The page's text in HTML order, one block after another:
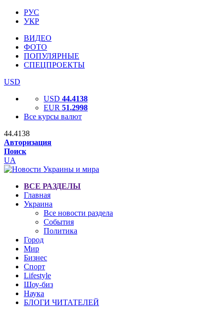
РУС
УКР
ВИДЕО
ФОТО
ПОПУЛЯРНЫЕ
СПЕЦПРОЕКТЫ
USD
USD 44.4138
EUR 51.2998
Все курсы валют
44.4138
Авторизация
Поиск
UA
ВСЕ РАЗДЕЛЫ
Главная
Украина
Все новости раздела
События
Политика
Город
Мир
Бизнес
Спорт
Lifestyle
Шоу-биз
Наука
БЛОГИ ЧИТАТЕЛЕЙ